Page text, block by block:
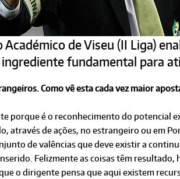
Académico de Viseu (II Liga)
fundamental para
Como vê esta cada vez maior
porque é o reconhecimento do
através de ações, no estrangeiro ou em
de valências que deve existir a
Felizmente as coisas têm
o dirigente pensa que aqui existem